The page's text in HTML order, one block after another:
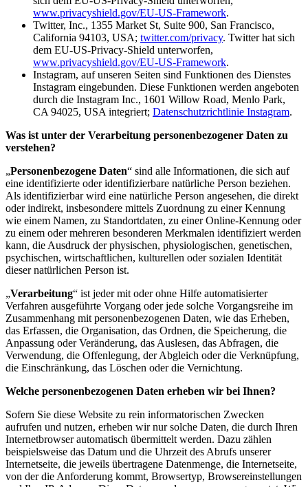
www.privacyshield.gov/EU-US-Framework.
Twitter, Inc., 1355 Market St, Suite 900, San Francisco,
California 94103, USA; twitter.com/privacy. Twitter hat sich
dem EU-US-Privacy-Shield unterworfen,
www.privacyshield.gov/EU-US-Framework.
Instagram, auf unseren Seiten sind Funktionen des Dienstes
Instagram eingebunden. Diese Funktionen werden angeboten
durch die Instagram Inc., 1601 Willow Road, Menlo Park,
CA 94025, USA integriert; Datenschutzrichtlinie Instagram.
Was ist unter der Verarbeitung personenbezogener Daten zu
verstehen?
„Personenbezogene Daten“ sind alle Informationen, die sich auf
eine identifizierte oder identifizierbare natürliche Person beziehen.
Als identifizierbar wird eine natürliche Person angesehen, die direkt
oder indirekt, insbesondere mittels Zuordnung zu einer Kennung
wie einem Namen, zu Standortdaten, zu einer Online-Kennung oder
zu einem oder mehreren besonderen Merkmalen identifiziert werden
kann, die Ausdruck der physischen, physiologischen, genetischen,
psychischen, wirtschaftlichen, kulturellen oder sozialen Identität
dieser natürlichen Person ist.
„Verarbeitung“ ist jeder mit oder ohne Hilfe automatisierter
Verfahren ausgeführte Vorgang oder jede solche Vorgangsreihe im
Zusammenhang mit personenbezogenen Daten, wie das Erheben,
das Erfassen, die Organisation, das Ordnen, die Speicherung, die
Anpassung oder Veränderung, das Auslesen, das Abfragen, die
Verwendung, die Offenlegung, der Abgleich oder die Verknüpfung,
die Einschränkung, das Löschen oder die Vernichtung.
Welche personenbezogenen Daten erheben wir bei Ihnen?
Sofern Sie diese Website zu rein informatorischen Zwecken
aufrufen und nutzen, erheben wir nur solche Daten, die durch Ihren
Internetbrowser automatisch übermittelt werden. Dazu zählen
beispielsweise das Datum und die Uhrzeit des Abrufs unserer
Internetseite, die jeweils übertragene Datenmenge, die Internetseite,
von der die Anforderung kommt, Browsertyp, Browsereinstellungen